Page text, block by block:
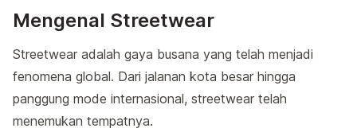
Mengenal Streetwear
Streetwear adalah gaya busana yang telah menjadi
fenomena global. Dari jalanan kota besar hingga
panggung mode internasional, streetwear telah
menemukan tempatnya.